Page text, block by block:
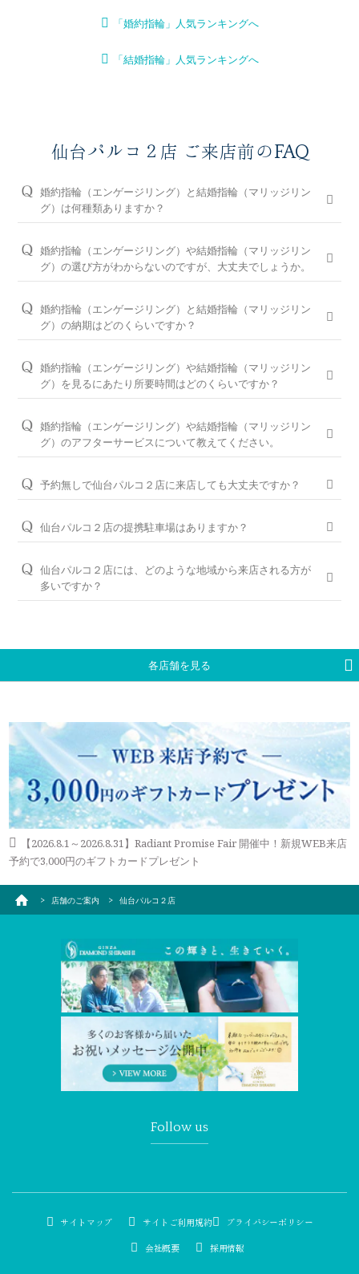
「婚約指輪」人気ランキングへ
「結婚指輪」人気ランキングへ
仙台パルコ２店 ご来店前のFAQ
婚約指輪（エンゲージリング）と結婚指輪（マリッジリン
グ）は何種類ありますか？
のデザインや、シンプルからゴージャスまで、豊富なラインナ
ップをご用意しております。オプションを組み合わせると数万
通りの中から、おふたりらしさを叶える婚約指輪と結婚指輪を
※ホームページで掲載しているのは一部の商品です。
結婚指輪の閲覧人気ランキングはこちら
婚約指輪（エンゲージリング）や結婚指輪（マリッジリン
グ）の選び方がわからないのですが、大丈夫でしょうか。
店のコンシェルジュが、普段のイメージやライフスタイル、ご
予算等をお伺いして、ダイヤモンドとデザインをご提案させて
いただきます。
お客様に寄り添い続けてきた銀座ダイヤモンドシライシだから
こそ、骨格×指輪診断で似合うと好きを同時に叶えるパーフェ
クトフィットカウンセリングもございます。銀座ダイヤモンド
ートさせていただきますのでご安心ください。
パーフェクトフィットカウンセリングは全店でお受けできます
パーフェクトフィットカウンセリングと銀座ダイヤモンド
婚約指輪（エンゲージリング）と結婚指輪（マリッジリン
グ）の納期はどのくらいですか？
ステムのため、ご注文いただいてから概ね1か月～2ヶ月程いた
だいております。婚約指輪をプロポーズの際に贈られる場合
は、予定日の2～3ヶ月程前、結婚指輪をご入籍や両家顔合わせ
に余裕を持ってご準備いただくと安心です。
お急ぎの場合はコンシェルジュにご相談ください。
婚約指輪（エンゲージリング）や結婚指輪（マリッジリン
グ）を見るにあたり所要時間はどのくらいですか？
案内が可能ですのでお気軽にお申し付けください。
ご来店予約はこちら
婚約指輪（エンゲージリング）や結婚指輪（マリッジリン
グ）のアフターサービスについて教えてください。
ただけるように、無期限メンテナンスを何度でもお受けできる
「永久保証サービス」を、全国の店舗にてご提供しておりま
お近くの銀座ダイヤモンドシライシの店舗へお気軽にご相談く
ださい。
＜銀座ダイヤモンドシライシの永久保証内容＞
「サイズ直し」「歪み直し」「石揺れ補修」「店頭クリーニン
グ」「再つや消し加工」「再ナノジュエリーコート加工」「レ
「新品交換（有料）」などがあります。
永久保証サービスについて
予約無しで仙台パルコ２店に来店しても大丈夫ですか？
WEBでの来店予約がおすすめです。
ジリング）・結婚指輪（マリッジリング）を試着頂いたお客様
には3,000円分のギフトカードをプレゼントしております。
お伝えいただくとスムーズにご案内が可能です。
仙台パルコ２店の提携駐車場はありますか？
仙台駅屋上駐車場、タイショーパーキング、松栄東口第一駐車
場、松栄東口第３パーキング、ダイコクパーキング、アエル・
マークワン・パルコ駐車場、カウベルパーキング、志ら梅パー
仙台パルコ２店には、どのような地域から来店される方が
多いですか？
各店舗を見る
【2026.8.1～2026.8.31】Radiant Promise Fair 開催中！新規WEB来店
予約で3,000円のギフトカードプレゼント
店舗のご案内 仙台パルコ２店
Follow us
サイトマップ サイトご利用規約 プライバシーポリシー
会社概要 採用情報